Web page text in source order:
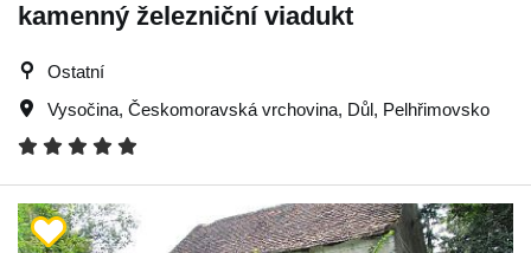
kamenný železniční viadukt
Ostatní
Vysočina, Českomoravská vrchovina, Důl, Pelhřimovsko